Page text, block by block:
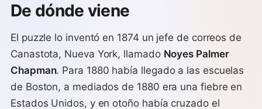
De dónde viene
El puzzle lo inventó en 1874 un jefe de correos de
Canastota, Nueva York, llamado Noyes Palmer
Chapman. Para 1880 había llegado a las escuelas
de Boston, a mediados de 1880 era una fiebre en
Estados Unidos, y en otoño había cruzado el